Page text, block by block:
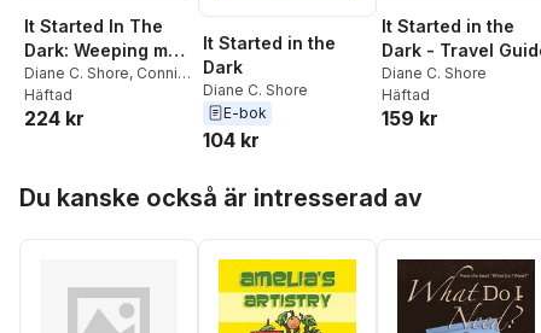
It Started In The
Dark: Weeping may
stay for the night
Diane C. Shore, Connie
Dixon
Häftad
224 kr
It Started in the
Dark
Diane C. Shore
E-bok
104 kr
It Started in the
Dark - Travel
Diane C. Shore
Häftad
159 kr
Du kanske också är intresserad av